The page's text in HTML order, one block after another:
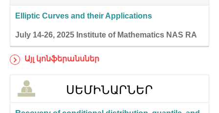
Elliptic Curves and their Applications
July 14-26, 2025 Institute of Mathematics NAS RA
Այլ կոնֆերանսներ
ՍԵՄԻՆԱՐՆԵՐ